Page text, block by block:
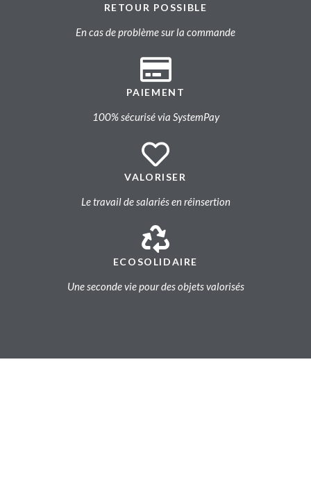
RETOUR POSSIBLE
En cas de problème sur la commande
PAIEMENT
100% sécurisé via SystemPay
VALORISER
Le travail de salariés en réinsertion
ECOSOLIDAIRE
Une seconde vie pour des objets valorisés